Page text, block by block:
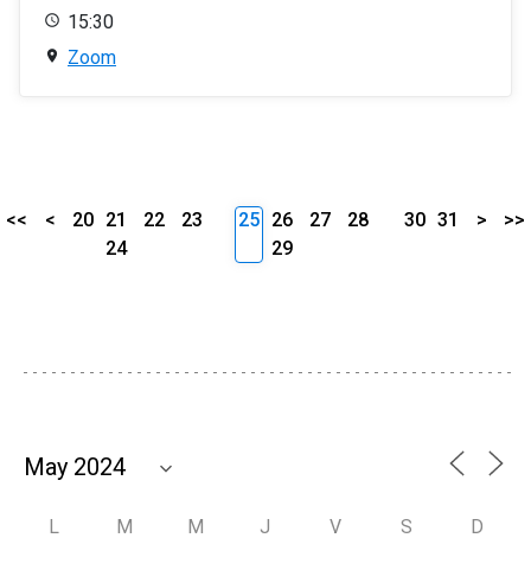
15:30
Zoom
<< < 20 21 22
23
24
25 26 27
28
29
30 31 > >>
L M M J V S D